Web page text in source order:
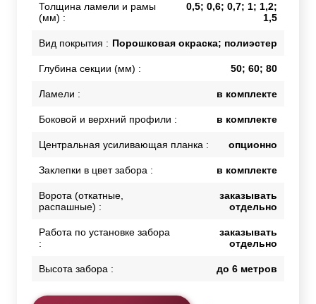
Толщина ламели и рамы
(мм) :
0,5; 0,6; 0,7; 1; 1,2;
1,5
Вид покрытия : Порошковая окраска; полиэстер
Глубина секции (мм) : 50; 60; 80
Ламели : в комплекте
Боковой и верхний профили : в комплекте
Центральная усиливающая планка : опционно
Заклепки в цвет забора : в комплекте
Ворота (откатные,
распашные) :
заказывать
отдельно
Работа по установке забора
:
заказывать
отдельно
Высота забора : до 6 метров